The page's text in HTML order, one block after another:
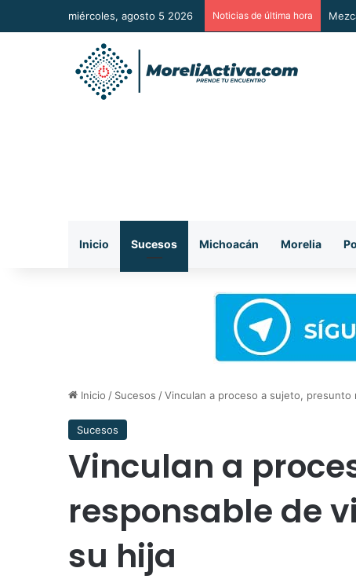
miércoles, agosto 5 2026 Noticias de última hora
Inicio Sucesos Michoacán Morelia
Inicio / Sucesos /Vinculan a proceso a sujeto,
Sucesos
Vinculan a
responsable de
su hija